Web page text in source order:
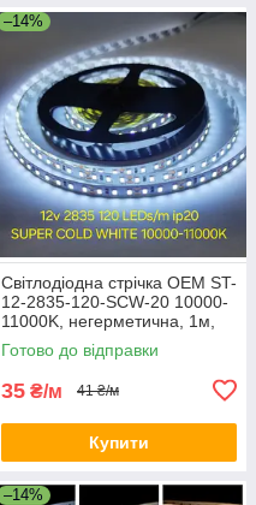
–14%
Світлодіодна стрічка OEM ST-
12-2835-120-SCW-20 10000-
11000K, негерметична, 1м,
супер холодний білий
Готово до відправки
35 ₴/м 41 ₴/м
Купити
–14%